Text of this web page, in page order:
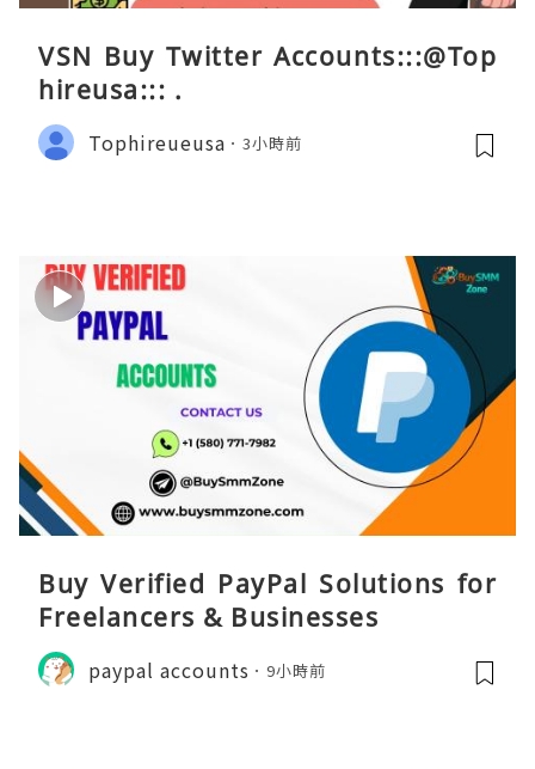
VSN Buy Twitter Accounts:::@Top
hireusa::: .
Tophireueusa 3小時前
Buy Verified PayPal Solutions for
Freelancers & Businesses
paypal accounts 9小時前